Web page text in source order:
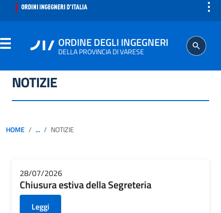
⋮
ORDINE DEGLI INGEGNERI
DELLA PROVINCIA DI VARESE
ORDINE
PROFESSIONE
AGGIORNAMENTO PROFESSIONALE
NOTIZIE
HOME ... NOTIZIE
28/07/2026
Chiusura estiva della Segreteria
Leggi